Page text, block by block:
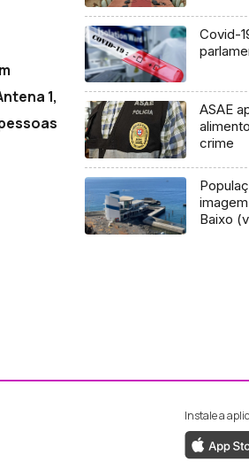
1,
Covid-
ASAE
crime
Baixo
ao Facebook da RTP
ao Instagram da
Instale a